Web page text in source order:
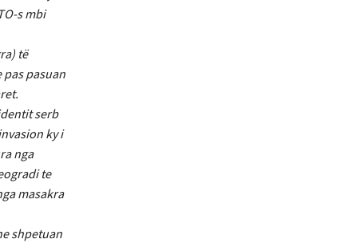
s mbi
të
pas pasuan
serb
ky i
nga
te
masakra
shpetuan